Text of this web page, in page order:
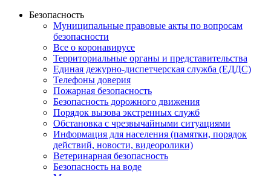
Безопасность
Муниципальные правовые акты по вопросам
безопасности
Все о коронавирусе
Территориальные органы и представительства
Единая дежурно-диспетчерская служба (ЕДДС)
Телефоны доверия
Пожарная безопасность
Безопасность дорожного движения
Порядок вызова экстренных служб
Обстановка с чрезвычайными ситуациями
Информация для населения (памятки, порядок
действий, новости, видеоролики)
Ветеринарная безопасность
Безопасность на воде